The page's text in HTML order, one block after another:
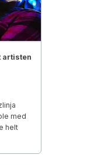
artisten
med
helt